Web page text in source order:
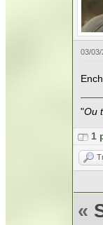
03/
"Ou
1
«